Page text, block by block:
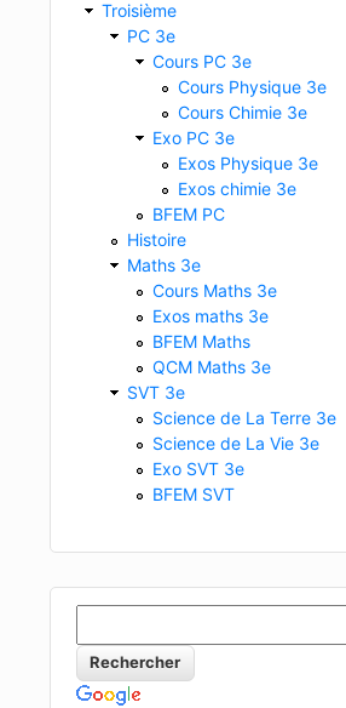
Troisième
PC 3e
Cours PC 3e
Cours Physique 3e
Cours Chimie 3e
Exo PC 3e
Exos Physique 3e
Exos chimie 3e
BFEM PC
Histoire
Maths 3e
Cours Maths 3e
Exos maths 3e
BFEM Maths
QCM Maths 3e
SVT 3e
Science de La Terre 3e
Science de La Vie 3e
Exo SVT 3e
BFEM SVT